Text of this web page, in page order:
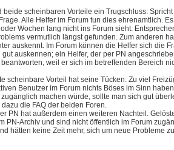
beide scheinbaren Vorteile ein Trugschluss:
Alle Helfer im Forum tun dies ehrenamtlich.
Wochen lang nicht ins Forum sieht.
vermutlich längst gefunden. Zum anderen
auskennt. Im Forum können die Helfer sich die
auskennen; ein Helfer, der per PN
weil er sich im betreffenden Bereich
scheinbare Vorteil hat seine Tücken: Zu viel
Benutzer im Forum nichts Böses im Sinn
machen würde, sollte man sich gut
die FAQ der beiden Foren.
PN hat außerdem einen weiteren Nachteil.
PN-Archiv und sind nicht öffentlich im Forum
hätten keine Zeit mehr, sich um neue Probleme